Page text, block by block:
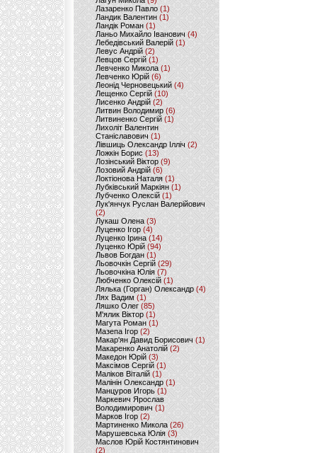
Лазаренко Павло (1)
Ландик Валентин (1)
Ландік Роман (1)
Ланьо Михайло Іванович(4)
Лебедівський Валерій(1)
Левус Андрій(2)
Левцов Сергій (1)
Левченко Микола (1)
Левченко Юрій (6)
Леонід Черновецький (4)
Лещенко Сергій (10)
Лисенко Андрій (2)
Литвин Володимир (6)
Литвиненко Сергій (1)
Лихоліт Валентин
Станіславович (1)
Лівшиць Олександр Ілліч (2)
Ложкін Борис(13)
Лозінський Віктор(9)
Лозовий Андрій (6)
Локтіонова Наталя (1)
Лубківський Маркіян(1)
Лубченко Олексій (1)
Лук'янчук Руслан Валерійович
(2)
Лукаш Олена (3)
Луценко Ігор (4)
Луценко Ірина (14)
Луценко Юрій (94)
Львов Богдан (1)
Льовочкін Сергій (29)
Льовочкіна Юлія(7)
Любченко Олексій(1)
Лялька (Горган) Олександр(4)
Лях Вадим (1)
Ляшко Олег (85)
М'ялик Віктор(1)
Магута Роман(1)
Мазепа Ігор (2)
Макар'ян Давид Борисович(1)
Макаренко Анатолій (2)
Македон Юрій(3)
Максімов Сергій (1)
Маліков Віталій (1)
Малінін Олександр (1)
Манцуров Игорь (1)
Маркевич Ярослав
Володимирович (1)
Марков Ігор (2)
Мартиненко Микола (26)
Марушевська Юлія (3)
Маслов Юрій Костянтинович
(2)